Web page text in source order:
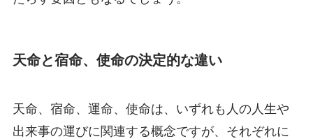
天命と宿命、使命の決定的な違い
天命、宿命、運命、使命は、いずれも人の人生や
出来事の運びに関連する概念ですが、それぞれに